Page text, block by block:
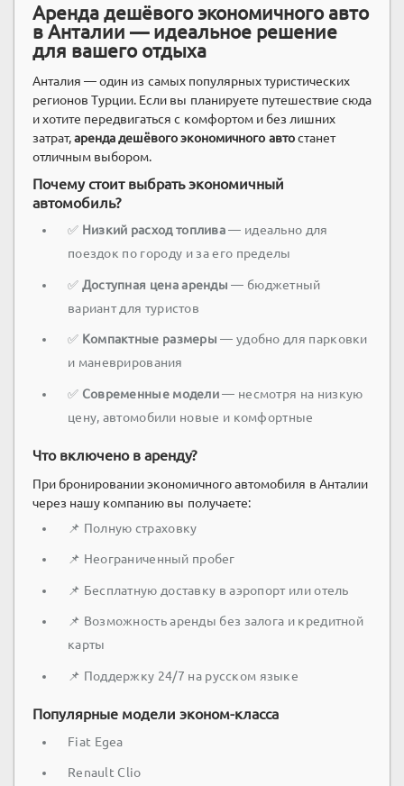
Аренда дешёвого экономичного авто
в Анталии — идеальное решение
для вашего отдыха
Анталия — один из самых популярных туристических
регионов Турции. Если вы планируете путешествие сюда
и хотите передвигаться с комфортом и без лишних
затрат,аренда дешёвого экономичного автостанет
отличным выбором.
Почему стоит выбрать экономичный
автомобиль?
✅ Низкий расход топлива— идеально для
поездок по городу и за его пределы
✅ Доступная цена аренды — бюджетный
вариант для туристов
✅ Компактные размеры — удобно для парковки
и маневрирования
✅ Современные модели— несмотря на низкую
цену, автомобили новые и комфортные
Что включено в аренду?
При бронировании экономичного автомобиля в Анталии
через нашу компанию вы получаете:
📌 Полную страховку
📌 Неограниченный пробег
📌 Бесплатную доставку в аэропорт или отель
📌 Возможность аренды без залога и кредитной
карты
📌 Поддержку 24/7 на русском языке
Популярные модели эконом-класса
Fiat Egea
Renault Clio